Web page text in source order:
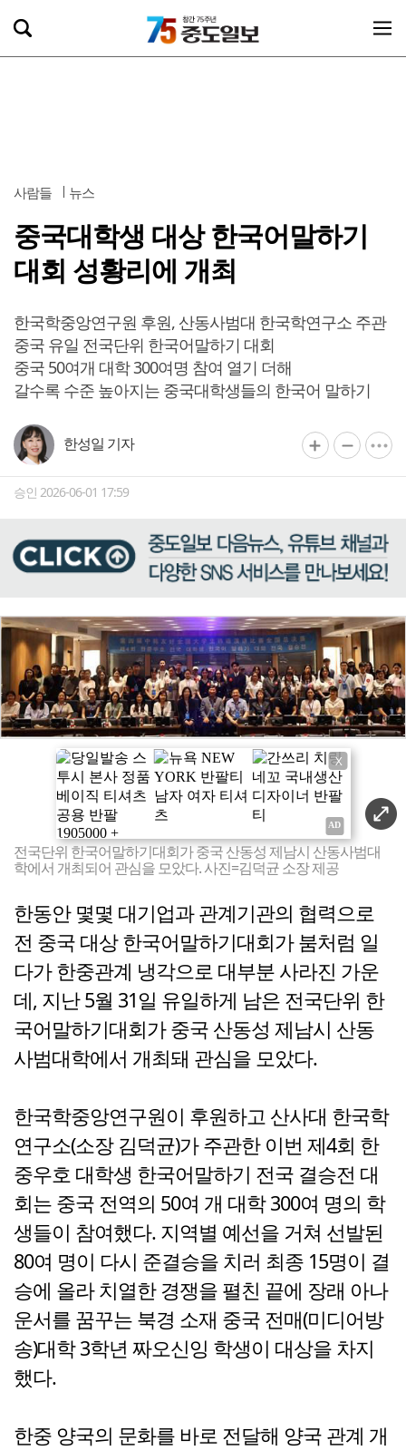
사람들 뉴스
중국대학생 대상 한국어말하기
대회 성황리에 개최
한국학중앙연구원 후원, 산동사범대 한국학연구소 주관
중국 유일 전국단위 한국어말하기 대회
중국 50여개 대학 300여명 참여 열기 더해
갈수록 수준 높아지는 중국대학생들의 한국어 말하기
한성일 기자
승인 2026-06-01 17:59
X
전국단위 한국어말하기대회가 중국 산동성 제남시 산동사범대
학에서 개최되어 관심을 모았다. 사진=김덕균 소장 제공
한동안 몇몇 대기업과 관계기관의 협력으로
전 중국 대상 한국어말하기대회가 붐처럼 일
다가 한중관계 냉각으로 대부분 사라진 가운
데, 지난 5월 31일 유일하게 남은 전국단위 한
국어말하기대회가 중국 산동성 제남시 산동
사범대학에서 개최돼 관심을 모았다.
한국학중앙연구원이 후원하고 산사대 한국학
연구소(소장 김덕균)가 주관한 이번 제4회 한
중우호 대학생 한국어말하기 전국 결승전 대
회는 중국 전역의 50여 개 대학 300여 명의 학
생들이 참여했다. 지역별 예선을 거쳐 선발된
80여 명이 다시 준결승을 치러 최종 15명이 결
승에 올라 치열한 경쟁을 펼친 끝에 장래 아나
운서를 꿈꾸는 북경 소재 중국 전매(미디어방
송)대학 3학년 짜오신잉 학생이 대상을 차지
했다.
한중 양국의 문화를 바로 전달해 양국 관계 개